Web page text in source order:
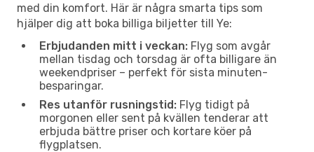
med din komfort. Här är några smarta tips som
hjälper dig att boka billiga biljetter till Ye:
Erbjudanden mitt i veckan: Flyg som avgår
mellan tisdag och torsdag är ofta billigare än
weekendpriser – perfekt för sista minuten-
besparingar.
Res utanför rusningstid: Flyg tidigt på
morgonen eller sent på kvällen tenderar att
erbjuda bättre priser och kortare köer på
flygplatsen.